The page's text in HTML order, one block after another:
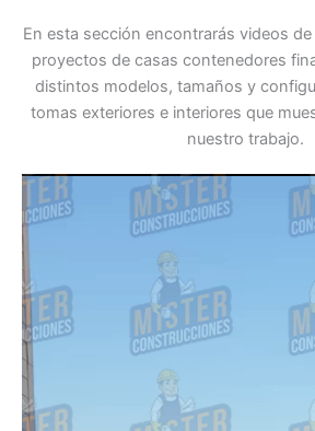
En esta sección encontrarás videos
proyectos de casas contenedores
distintos modelos, tamaños y
tomas exteriores e interiores que
nuestro trabajo.